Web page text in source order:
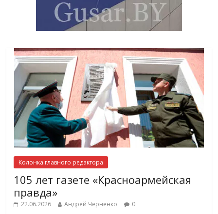
Колонка главного редактора
105 лет газете «Красноармейская
правда»
22.06.2026 Андрей Черненко 0